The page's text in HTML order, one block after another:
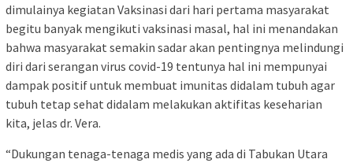
dimulainya kegiatan Vaksinasi dari hari pertama masyarakat
begitu banyak mengikuti vaksinasi masal, hal ini menandakan
bahwa masyarakat semakin sadar akan pentingnya melindungi
diri dari serangan virus covid-19 tentunya hal ini mempunyai
dampak positif untuk membuat imunitas didalam tubuh agar
tubuh tetap sehat didalam melakukan aktifitas keseharian
kita, jelas dr. Vera.
“Dukungan tenaga-tenaga medis yang ada di Tabukan Utara